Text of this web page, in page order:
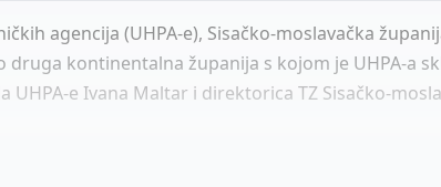
agencija (UHPA-e), Sisačko-moslavačka
druga kontinentalna županija s kojom je UHPA-a
UHPA-e Ivana Maltar i direktorica TZ Sisačko-